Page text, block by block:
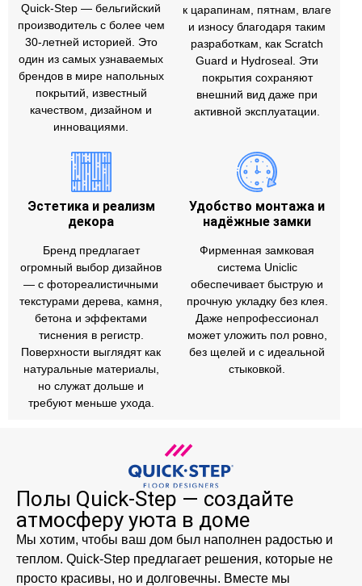
Quick‑Step — бельгийский
производитель с более чем
30‑летней историей. Это
один из самых узнаваемых
брендов в мире напольных
покрытий, известный
качеством, дизайном и
инновациями.
к царапинам, пятнам, влаге
и износу благодаря таким
разработкам, как Scratch
Guard и Hydroseal. Эти
покрытия сохраняют
внешний вид даже при
активной эксплуатации.
Эстетика и реализм
декора
Бренд предлагает
огромный выбор дизайнов
— с фотореалистичными
текстурами дерева, камня,
бетона и эффектами
тиснения в регистр.
Поверхности выглядят как
натуральные материалы,
но служат дольше и
требуют меньше ухода.
Удобство монтажа и
надёжные замки
Фирменная замковая
система Uniclic
обеспечивает быструю и
прочную укладку без клея.
Даже непрофессионал
может уложить пол ровно,
без щелей и с идеальной
стыковкой.
Полы Quick‑Step — создайте
атмосферу уюта в доме
Мы хотим, чтобы ваш дом был наполнен радостью и
теплом. Quick‑Step предлагает решения, которые не
просто красивы, но и долговечны. Вместе мы